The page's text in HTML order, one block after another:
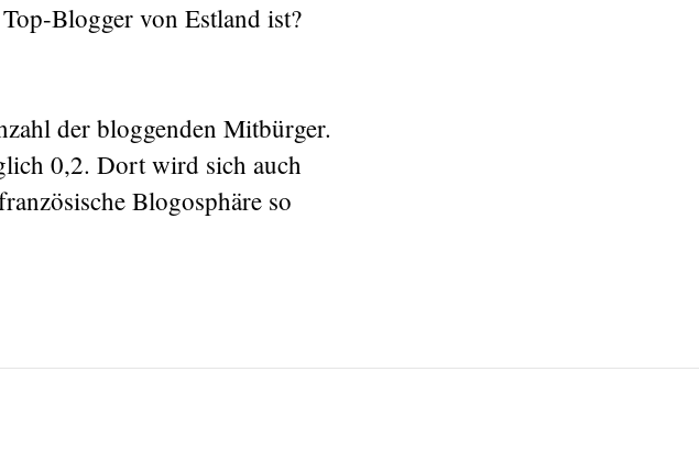
Blogger von Estland ist?
der bloggenden Mitbürger.
0,2. Dort wird sich auch
Blogosphäre so